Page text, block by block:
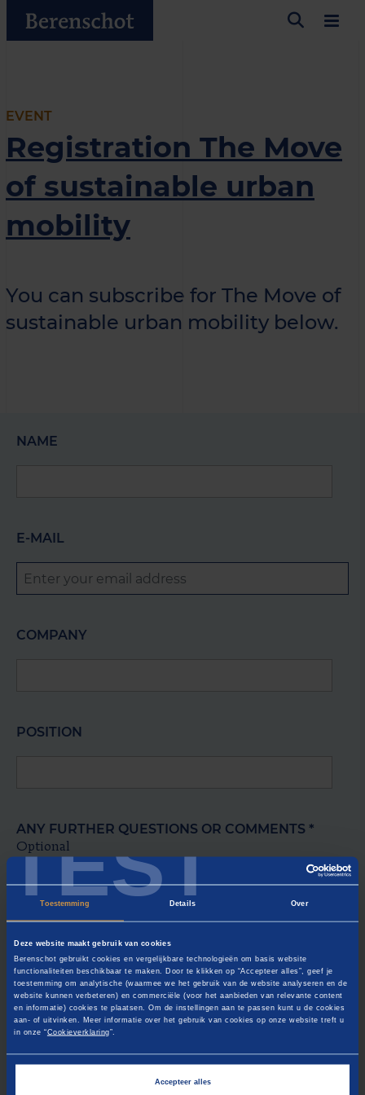
TEST
Toestemming Details Over
Deze website maakt gebruik van cookies
Berenschot gebruikt cookies en vergelijkbare technologieën om basis website
functionaliteiten beschikbaar te maken. Door te klikken op “Accepteer alles”, geef je
toestemming om analytische (waarmee we het gebruik van de website analyseren en de
website kunnen verbeteren) en commerciële (voor het aanbieden van relevante content
en informatie) cookies te plaatsen. Om de instellingen aan te passen kunt u de cookies
aan- of uitvinken. Meer informatie over het gebruik van cookies op onze website treft u
in onze “Cookieverklaring”.
Accepteer alles
EVENT
Registration The Move
of sustainable urban
mobility
You can subscribe for The Move of
sustainable urban mobility below.
NAME
E-MAIL
COMPANY
POSITION
ANY FURTHER QUESTIONS OR COMMENTS *
Optional